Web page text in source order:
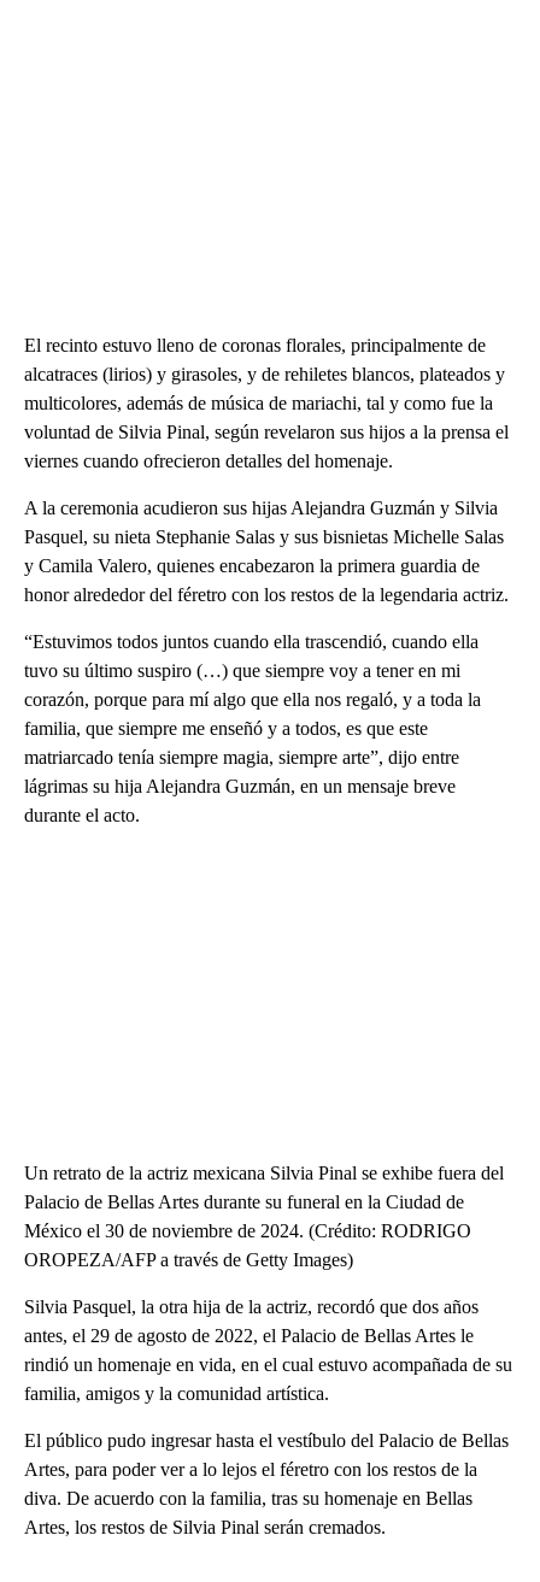
El recinto estuvo lleno de coronas florales, principalmente de
alcatraces (lirios) y girasoles, y de rehiletes blancos, plateados y
multicolores, además de música de mariachi, tal y como fue la
voluntad de Silvia Pinal, según revelaron sus hijos a la prensa el
viernes cuando ofrecieron detalles del homenaje.
A la ceremonia acudieron sus hijas Alejandra Guzmán y Silvia
Pasquel, su nieta Stephanie Salas y sus bisnietas Michelle Salas
y Camila Valero, quienes encabezaron la primera guardia de
honor alrededor del féretro con los restos de la legendaria actriz.
“Estuvimos todos juntos cuando ella trascendió, cuando ella
tuvo su último suspiro (…) que siempre voy a tener en mi
corazón, porque para mí algo que ella nos regaló, y a toda la
familia, que siempre me enseñó y a todos, es que este
matriarcado tenía siempre magia, siempre arte”, dijo entre
lágrimas su hija Alejandra Guzmán, en un mensaje breve
durante el acto.
Un retrato de la actriz mexicana Silvia Pinal se exhibe fuera del
Palacio de Bellas Artes durante su funeral en la Ciudad de
México el 30 de noviembre de 2024. (Crédito: RODRIGO
OROPEZA/AFP a través de Getty Images)
Silvia Pasquel, la otra hija de la actriz, recordó que dos años
antes, el 29 de agosto de 2022, el Palacio de Bellas Artes le
rindió un homenaje en vida, en el cual estuvo acompañada de su
familia, amigos y la comunidad artística.
El público pudo ingresar hasta el vestíbulo del Palacio de Bellas
Artes, para poder ver a lo lejos el féretro con los restos de la
diva. De acuerdo con la familia, tras su homenaje en Bellas
Artes, los restos de Silvia Pinal serán cremados.